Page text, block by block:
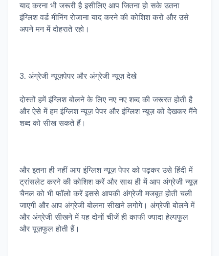
याद करना भी जरूरी है इसीलिए आप जितना हो सके उतना
इंग्लिश वर्ड मीनिंग रोजाना याद करने की कोशिश करो और उसे
अपने मन में दोहराते रहो।
3. अंग्रेजी न्यूज़पेपर और अंग्रेजी न्यूज़ देखे
दोस्तों हमें इंग्लिश बोलने के लिए नए नए शब्द की जरूरत होती है
और ऐसे में हम इंग्लिश न्यूज़ पेपर और इंग्लिश न्यूज़ को देखकर मैंने
शब्द को सीख सकते हैं।
और इतना ही नहीं आप इंग्लिश न्यूज़ पेपर को पढ़कर उसे हिंदी में
ट्रांसलेट करने की कोशिश करें और साथ ही में आप अंग्रेजी न्यूज़
चैनल को भी फॉलो करें इससे आपकी अंग्रेजी मजबूत होती चली
जाएगी और आप अंग्रेजी बोलना सीखने लगोगे। अंग्रेजी बोलने में
और अंग्रेजी सीखने में यह दोनों चीजें ही काफी ज्यादा हेल्पफुल
और यूज़फुल होती हैं।